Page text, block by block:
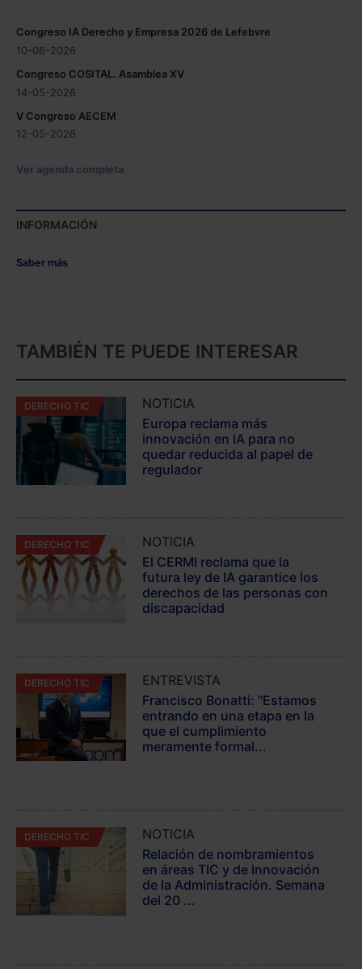
Congreso IA Derecho y Empresa 2026 de Lefebvre
10-06-2026
Congreso COSITAL. Asamblea XV
14-05-2026
V Congreso AECEM
12-05-2026
Ver agenda completa
INFORMACIÓN
Saber más
TAMBIÉN TE PUEDE INTERESAR
DERECHO TIC
NOTICIA
Europa reclama más
innovación en IA para no
quedar reducida al papel de
regulador
DERECHO TIC
NOTICIA
El CERMI reclama que la
futura ley de IA garantice los
derechos de las personas con
discapacidad
DERECHO TIC
ENTREVISTA
Francisco Bonatti: "Estamos
entrando en una etapa en la
que el cumplimiento
meramente formal...
DERECHO TIC
NOTICIA
Relación de nombramientos
en áreas TIC y de Innovación
de la Administración. Semana
del 20 ...